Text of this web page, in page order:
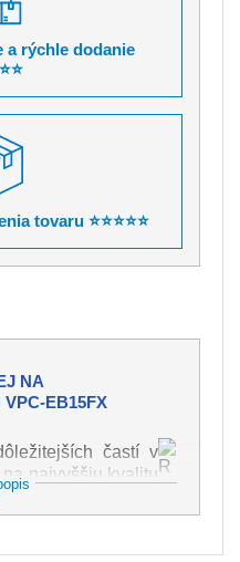
a rýchle dodanie
tovaru ⭐⭐⭐⭐⭐
NA
EB15FX
častí v
najvyššiu kvalitu
dielu. Slúži k
obrazu v rôznej